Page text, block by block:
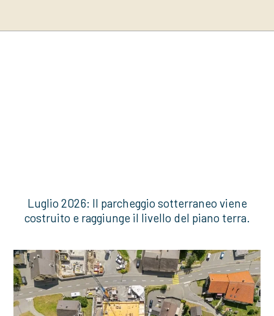
Luglio 2026: Il parcheggio sotterraneo viene
costruito e raggiunge il livello del piano terra.